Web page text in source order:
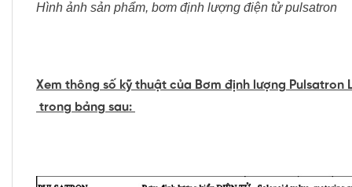
Hình ảnh sản phẩm, bơm định lượng điện tử pulsatron
Xem thông số kỹ thuật của Bơm định lượng Pulsatron
trong bảng sau: